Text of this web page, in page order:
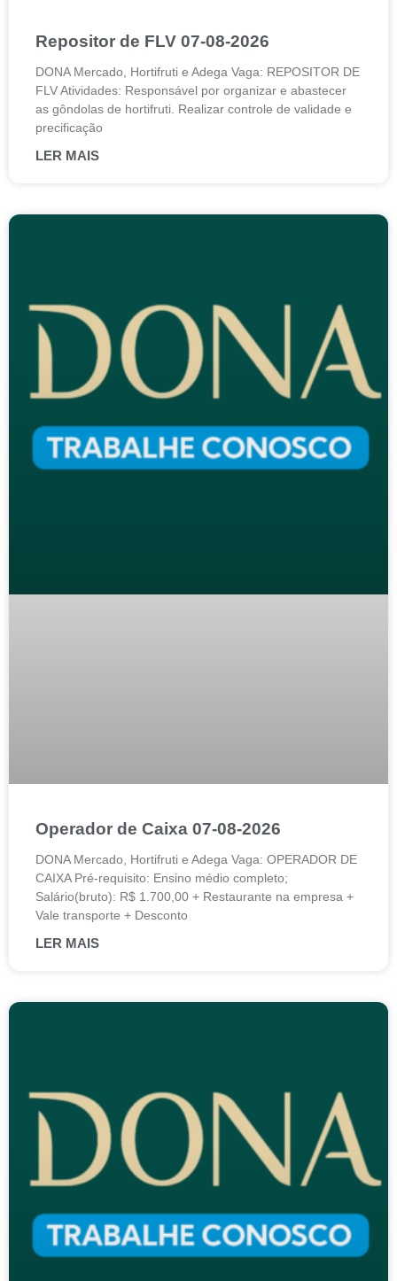
Repositor de FLV 07-08-2026
DONA Mercado, Hortifruti e Adega Vaga: REPOSITOR DE
FLV Atividades: Responsável por organizar e abastecer
as gôndolas de hortifruti. Realizar controle de validade e
precificação
LER MAIS
Operador de Caixa 07-08-2026
DONA Mercado, Hortifruti e Adega Vaga: OPERADOR DE
CAIXA Pré-requisito: Ensino médio completo;
Salário(bruto): R$ 1.700,00 + Restaurante na empresa +
Vale transporte + Desconto
LER MAIS